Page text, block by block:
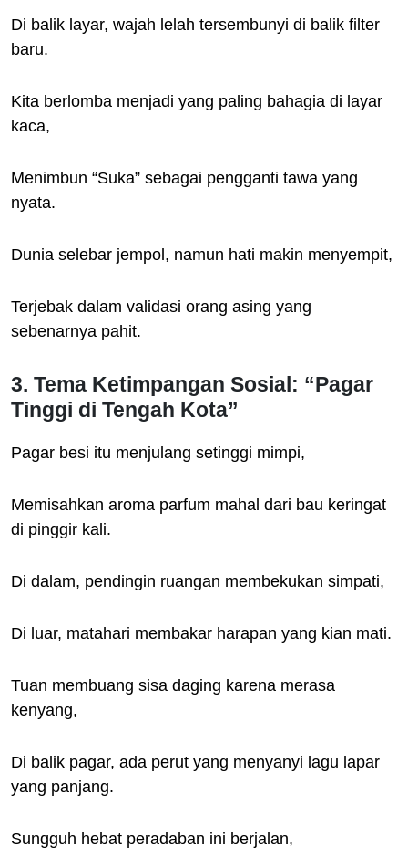
Di balik layar, wajah lelah tersembunyi di balik filter
baru.
Kita berlomba menjadi yang paling bahagia di layar
kaca,
Menimbun “Suka” sebagai pengganti tawa yang
nyata.
Dunia selebar jempol, namun hati makin menyempit,
Terjebak dalam validasi orang asing yang
sebenarnya pahit.
3. Tema Ketimpangan Sosial: “Pagar
Tinggi di Tengah Kota”
Pagar besi itu menjulang setinggi mimpi,
Memisahkan aroma parfum mahal dari bau keringat
di pinggir kali.
Di dalam, pendingin ruangan membekukan simpati,
Di luar, matahari membakar harapan yang kian mati.
Tuan membuang sisa daging karena merasa
kenyang,
Di balik pagar, ada perut yang menyanyi lagu lapar
yang panjang.
Sungguh hebat peradaban ini berjalan,